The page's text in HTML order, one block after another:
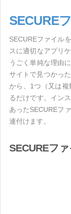
SECURE
SECUREファイル
スに適切なアプリ
うごく単純な理由
サイトで見つかっ
から、1つ（又は
るだけです。イン
あったSECUREフ
連付けます。
SECUREフ